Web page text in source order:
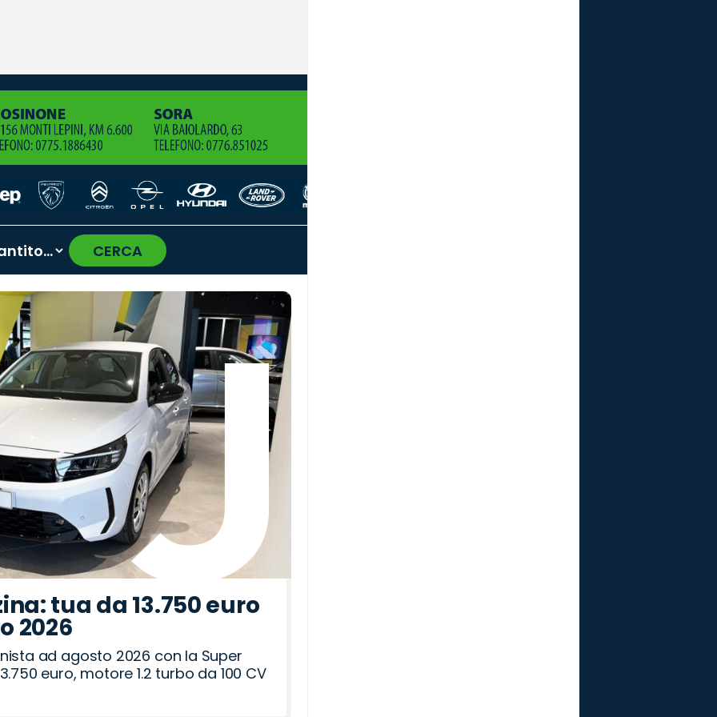
CERCA
›
tua da 13.750 euro
2026
ad agosto 2026 con la Super
euro, motore 1.2 turbo da 100 CV